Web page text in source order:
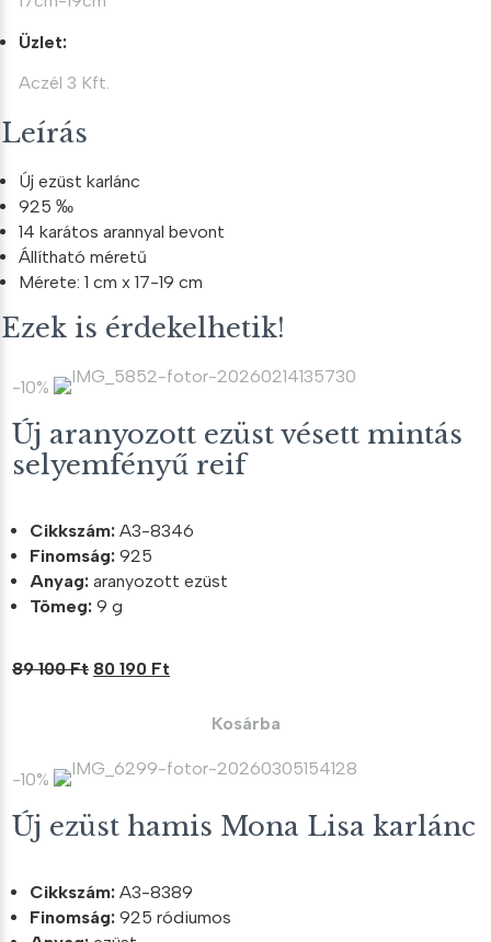
Üzlet:
Aczél 3 Kft.
Leírás
Új ezüst karlánc
925 ‰
14 karátos arannyal bevont
Állítható méretű
Mérete: 1 cm x 17-19 cm
Ezek is érdekelhetik!
-10%
Új aranyozott ezüst vésett mintás
selyemfényű reif
Cikkszám: A3-8346
Finomság: 925
Anyag: aranyozott ezüst
Tömeg: 9 g
89 100Ft Original
100 Ft.
80 190 Ft
190 Ft.
Kosárba
-10%
Új ezüst hamis Mona Lisa karlánc
Cikkszám: A3-8389
Finomság: 925 ródiumos